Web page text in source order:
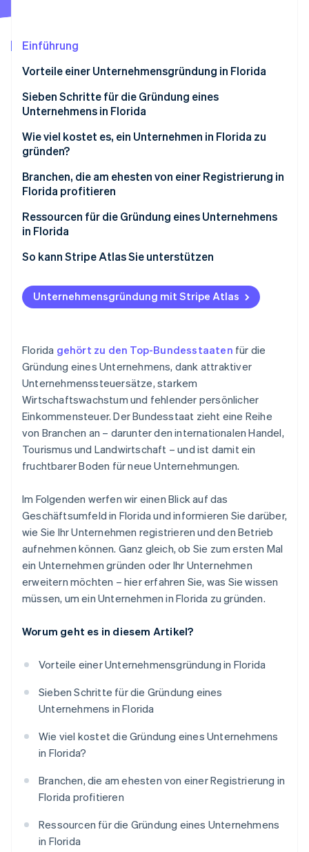
CO₂-Entnahme
Identity
Online-Identitätsprüfung
Stripe-Sessions 2026
Erfahren Sie, wie Stripe Lösungen für die
Jetzt ansehen
Einführung
Vorteile einer Unternehmensgründung in Florida
Sieben Schritte für die Gründung eines
Unternehmens in Florida
Schritt 1: Wählen Sie einen Namen.
Schritt 2: Wählen Sie die Unternehmensstruktur.
Schritt 3: Wählen Sie eine/n registrierte/n
Vertreter/in aus
Schritt 4: Reichen Sie die Registrierungsdokumente
Schritt 5: Beantragen Sie relevante
Unternehmenslizenzen und Genehmigungen.
Schritt 6: Beantragen Sie die EIN-Nummer und
Schritt 7: Informieren Sie sich über Versicherungen
und rechtliche Pflichten.
Wie viel kostet es, ein Unternehmen in Florida zu
gründen?
Branchen, die am ehesten von einer Registrierung in
Florida profitieren
Ressourcen für die Gründung eines Unternehmens
in Florida
Ressourcen der Bundesstaatsregierung
Unterstützende Organisationen für Unternehmen
Lokale Ressourcen
Zusätzliche Ressourcen
So kann Stripe Atlas Sie unterstützen
Bei Atlas eine Unternehmensgründung beantragen
Zahlungen und Bankgeschäfte vor Erhalt der EIN-
Gründungsaktien ohne Einsatz eigener Mittel
erwerben
Automatische Einreichung des 83(b)-
Steuerformulars
Hochwertige rechtliche Unternehmensdokumente
Ein Jahr Stripe Payments kostenlos, plus
Partnergutschriften und Rabatte im Wert von
Unternehmensgründung mit Stripe Atlas
Florida gehört zu den Top-Bundesstaaten für die
Gründung eines Unternehmens, dank attraktiver
Unternehmenssteuersätze, starkem
Wirtschaftswachstum und fehlender persönlicher
Einkommensteuer. Der Bundesstaat zieht eine Reihe
von Branchen an – darunter den internationalen Handel,
Tourismus und Landwirtschaft – und ist damit ein
fruchtbarer Boden für neue Unternehmungen.
Im Folgenden werfen wir einen Blick auf das
Geschäftsumfeld in Florida und informieren Sie darüber,
wie Sie Ihr Unternehmen registrieren und den Betrieb
aufnehmen können. Ganz gleich, ob Sie zum ersten Mal
ein Unternehmen gründen oder Ihr Unternehmen
erweitern möchten – hier erfahren Sie, was Sie wissen
müssen, um ein Unternehmen in Florida zu gründen.
Worum geht es in diesem Artikel?
Vorteile einer Unternehmensgründung in Florida
Sieben Schritte für die Gründung eines
Unternehmens in Florida
Wie viel kostet die Gründung eines Unternehmens
in Florida?
Branchen, die am ehesten von einer Registrierung in
Florida profitieren
Ressourcen für die Gründung eines Unternehmens
in Florida